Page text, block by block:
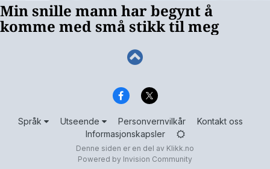
Språk Utseende Personvernvilkår
Kontakt oss
Informasjonskapsler
Denne siden er en del av Klikk.no
Powered by Invision Community